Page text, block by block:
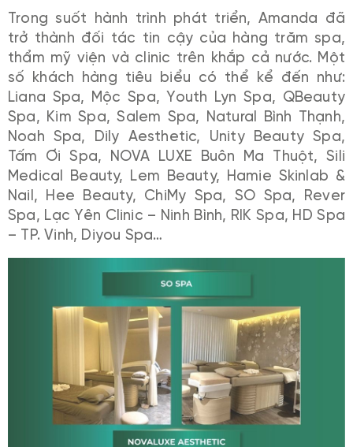
Trong suốt hành trình phát triển, Amanda đã
trở thành đối tác tin cậy của hàng trăm spa,
thẩm mỹ viện và clinic trên khắp cả nước. Một
số khách hàng tiêu biểu có thể kể đến như:
Liana Spa, Mộc Spa, Youth Lyn Spa, QBeauty
Spa, Kim Spa, Salem Spa, Natural Bình Thạnh,
Noah Spa, Dily Aesthetic, Unity Beauty Spa,
Tấm Ơi Spa, NOVA LUXE Buôn Ma Thuột, Sili
Medical Beauty, Lem Beauty, Hamie Skinlab &
Nail, Hee Beauty, ChiMy Spa, SO Spa, Rever
Spa, Lạc Yên Clinic – Ninh Bình, RIK Spa, HD Spa
– TP. Vinh, Diyou Spa…